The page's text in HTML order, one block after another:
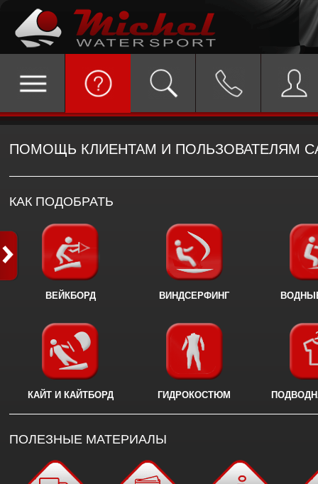
ПОМОЩЬ КЛИЕНТАМ И ПОЛЬЗОВАТЕЛЯМ
КАК ПОДОБРАТЬ
ВЕЙКБОРД ВИНДСЕРФИНГ
КАЙТ И КАЙТБОРД ГИДРОКОСТЮМ
ПОЛЕЗНЫЕ МАТЕРИАЛЫ